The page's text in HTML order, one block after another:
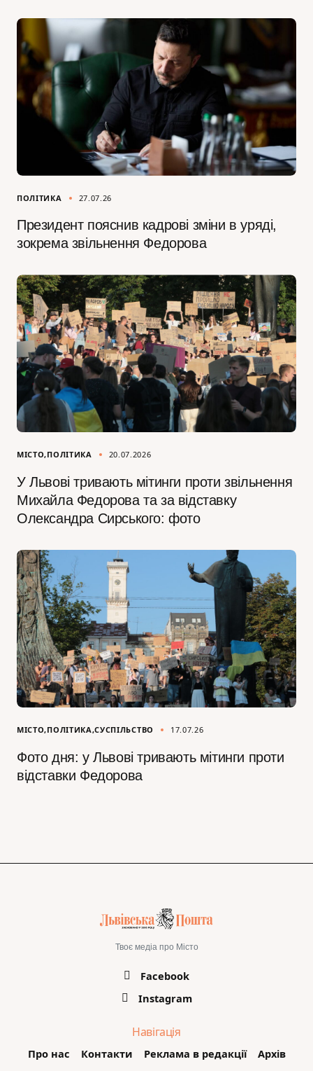
ПОЛІТИКА 27.07.26
Президент пояснив кадрові зміни в уряді,
зокрема звільнення Федорова
МІСТО ПОЛІТИКА 20.07.2026
У Львові тривають мітинги проти звільнення
Михайла Федорова та за відставку
Олександра Сирського: фото
МІСТО ПОЛІТИКА СУСПІЛЬСТВО 17.07.26
Фото дня: у Львові тривають мітинги проти
відставки Федорова
Твоє медіа про Місто
Facebook
Instagram
Навігація
Про нас Контакти Реклама в редакції Архів